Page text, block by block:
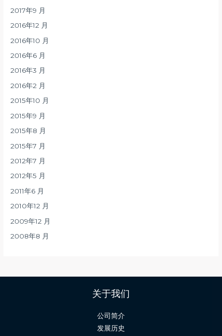
2017年9 月
2016年12 月
2016年10 月
2016年6 月
2016年3 月
2016年2 月
2015年10 月
2015年9 月
2015年8 月
2015年7 月
2012年7 月
2012年5 月
2011年6 月
2010年12 月
2009年12 月
2008年8 月
关于我们
公司简介
发展历史